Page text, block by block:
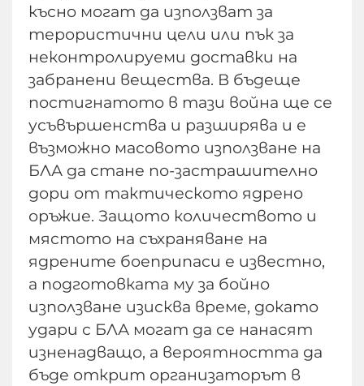
късно могат да използват за
терористични цели или пък за
неконтролируеми доставки на
забранени вещества. В бъдеще
постигнатото в тази война ще се
усъвършенства и разширява и е
възможно масовото използване на
БЛА да стане по-застрашително
дори от тактическото ядрено
оръжие. Защото количеството и
мястото на съхраняване на
ядрените боеприпаси е известно,
а подготовката му за бойно
използване изисква време, докато
удари с БЛА могат да се нанасят
изненадващо, а вероятността да
бъде открит организаторът в